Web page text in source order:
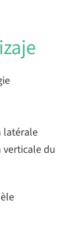
latérale
verticale du